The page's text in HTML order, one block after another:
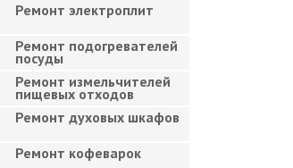
Ремонт электроплит
Ремонт подогревателей
посуды
Ремонт измельчителей
пищевых отходов
Ремонт духовых шкафов
Ремонт кофеварок